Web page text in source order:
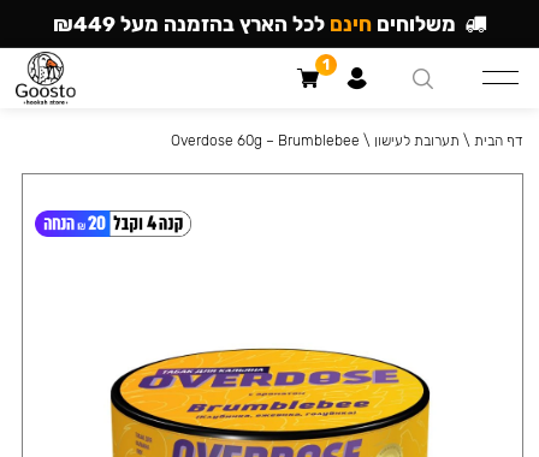
דף הבית \ תערובת לעישון \
Overdose 60g – Brumblebee
משלוחים חינם לכל הארץ בהזמנה מעל ₪449
1